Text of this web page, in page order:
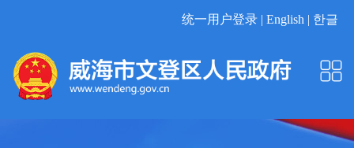
统一用户登录 | English | 한글